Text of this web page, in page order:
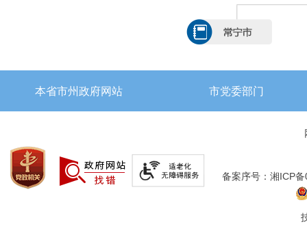
本省市州政府网站 市党委部门
备案序号：湘ICP